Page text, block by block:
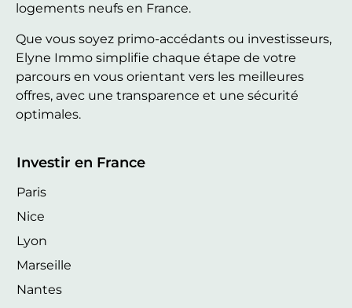
logements neufs en France.
Que vous soyez primo-accédants ou investisseurs,
Elyne Immo simplifie chaque étape de votre
parcours en vous orientant vers les meilleures
offres, avec une transparence et une sécurité
optimales.
Investir en France
Paris
Nice
Lyon
Marseille
Nantes